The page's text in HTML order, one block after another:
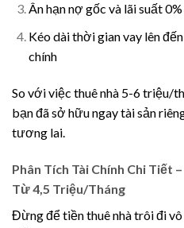
Ân hạn nợ gốc và lãi suất
Kéo dài thời gian vay lên
chính
So với việc thuê nhà 5-6 triệu/
bạn đã sở hữu ngay tài sản
tương lai.
Phân Tích Tài Chính Chi Tiết
Từ 4,5 Triệu/Tháng
Đừng để tiền thuê nhà trôi đi